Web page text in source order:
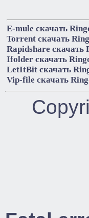
E-mule cкачать
Torrent cкачать
Rapidshare cкачать
Ifolder cкачать
LetItBit cкачать
Vip-file cкачать